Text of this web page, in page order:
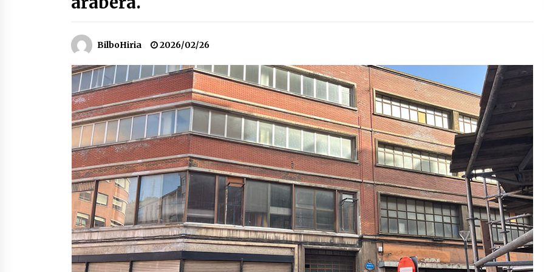
POTTO: San Pedro jaietako bertso-
2026/07/09 2026/07/07
Auritz Iñurrietaren margoak
ikusgai Uribitarte40 aretoan
2026/07/03
SOINUGELA: Paul McCartney eta
Ringo Starr-en lan berriak
2026/07/03
BilboHiria 2026/02/26